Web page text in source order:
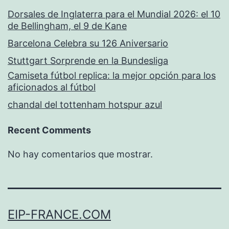
Dorsales de Inglaterra para el Mundial 2026: el 10
de Bellingham, el 9 de Kane
Barcelona Celebra su 126 Aniversario
Stuttgart Sorprende en la Bundesliga
Camiseta fútbol replica: la mejor opción para los
aficionados al fútbol
chandal del tottenham hotspur azul
Recent Comments
No hay comentarios que mostrar.
EIP-FRANCE.COM